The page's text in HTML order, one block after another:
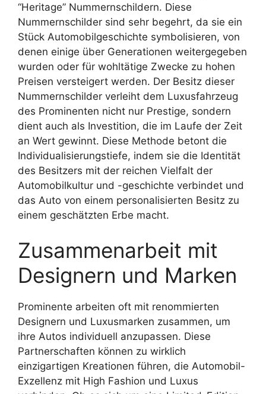
“Heritage” Nummernschildern. Diese
Nummernschilder sind sehr begehrt, da sie ein
Stück Automobilgeschichte symbolisieren, von
denen einige über Generationen weitergegeben
wurden oder für wohltätige Zwecke zu hohen
Preisen versteigert werden. Der Besitz dieser
Nummernschilder verleiht dem Luxusfahrzeug
des Prominenten nicht nur Prestige, sondern
dient auch als Investition, die im Laufe der Zeit
an Wert gewinnt. Diese Methode betont die
Individualisierungstiefe, indem sie die Identität
des Besitzers mit der reichen Vielfalt der
Automobilkultur und -geschichte verbindet und
das Auto von einem personalisierten Besitz zu
einem geschätzten Erbe macht.
Zusammenarbeit mit
Designern und Marken
Prominente arbeiten oft mit renommierten
Designern und Luxusmarken zusammen, um
ihre Autos individuell anzupassen. Diese
Partnerschaften können zu wirklich
einzigartigen Kreationen führen, die Automobil-
Exzellenz mit High Fashion und Luxus